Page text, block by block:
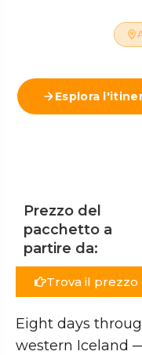
Esplora
Prezzo del
pacchetto a
partire da:
Trova il
Eight days
western Iceland